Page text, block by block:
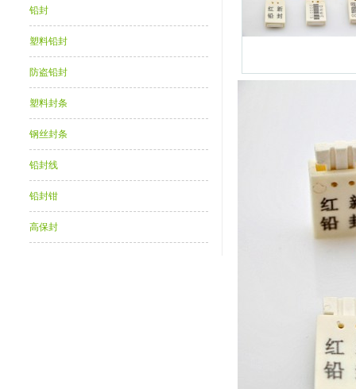
铅封
塑料铅封
防盗铅封
塑料封条
钢丝封条
铅封线
铅封钳
高保封